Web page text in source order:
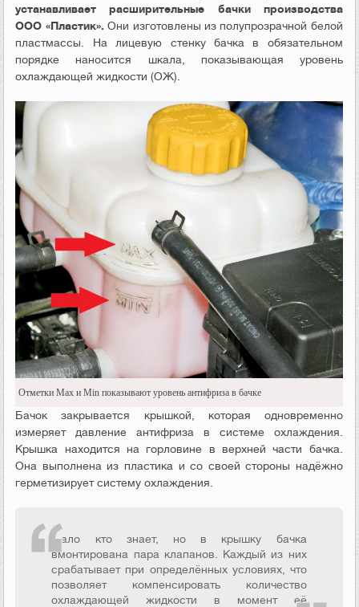
устанавливает расширительные бачки производства
ООО «Пластик». Они изготовлены из полупрозрачной белой
пластмассы. На лицевую стенку бачка в обязательном
порядке наносится шкала, показывающая уровень
охлаждающей жидкости (ОЖ).
Отметки Max и Min показывают уровень антифриза в бачке
Бачок закрывается крышкой, которая одновременно
измеряет давление антифриза в системе охлаждения.
Крышка находится на горловине в верхней части бачка.
Она выполнена из пластика и со своей стороны надёжно
герметизирует систему охлаждения.
Мало кто знает, но в крышку бачка
вмонтирована пара клапанов. Каждый из них
срабатывает при определённых условиях, что
позволяет компенсировать количество
охлаждающей жидкости в момент её